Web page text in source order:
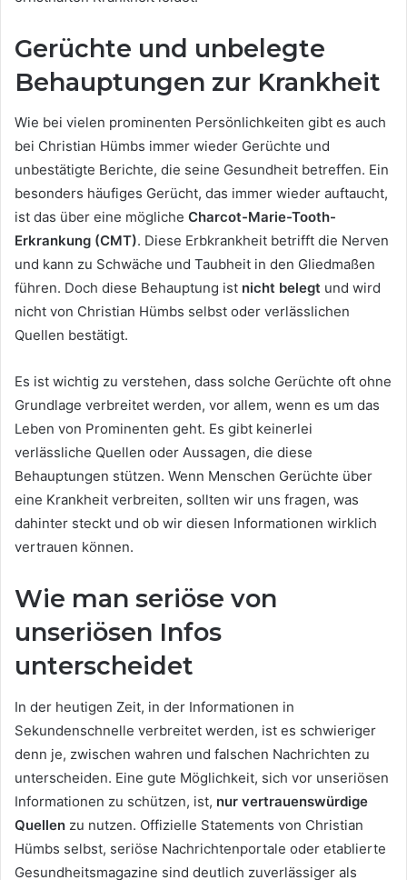
Gerüchte und unbelegte
Behauptungen zur Krankheit
Wie bei vielen prominenten Persönlichkeiten gibt es auch
bei Christian Hümbs immer wieder Gerüchte und
unbestätigte Berichte, die seine Gesundheit betreffen. Ein
besonders häufiges Gerücht, das immer wieder auftaucht,
ist das über eine mögliche Charcot-Marie-Tooth-
Erkrankung (CMT). Diese Erbkrankheit betrifft die Nerven
und kann zu Schwäche und Taubheit in den Gliedmaßen
führen. Doch diese Behauptung ist nicht belegt und wird
nicht von Christian Hümbs selbst oder verlässlichen
Quellen bestätigt.
Es ist wichtig zu verstehen, dass solche Gerüchte oft ohne
Grundlage verbreitet werden, vor allem, wenn es um das
Leben von Prominenten geht. Es gibt keinerlei
verlässliche Quellen oder Aussagen, die diese
Behauptungen stützen. Wenn Menschen Gerüchte über
eine Krankheit verbreiten, sollten wir uns fragen, was
dahinter steckt und ob wir diesen Informationen wirklich
vertrauen können.
Wie man seriöse von
unseriösen Infos
unterscheidet
In der heutigen Zeit, in der Informationen in
Sekundenschnelle verbreitet werden, ist es schwieriger
denn je, zwischen wahren und falschen Nachrichten zu
unterscheiden. Eine gute Möglichkeit, sich vor unseriösen
Informationen zu schützen, ist, nur vertrauenswürdige
Quellen zu nutzen. Offizielle Statements von Christian
Hümbs selbst, seriöse Nachrichtenportale oder etablierte
Gesundheitsmagazine sind deutlich zuverlässiger als